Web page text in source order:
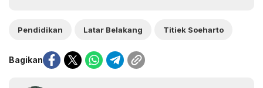
Pendidikan Latar Belakang Titiek Soeharto
Bagikan